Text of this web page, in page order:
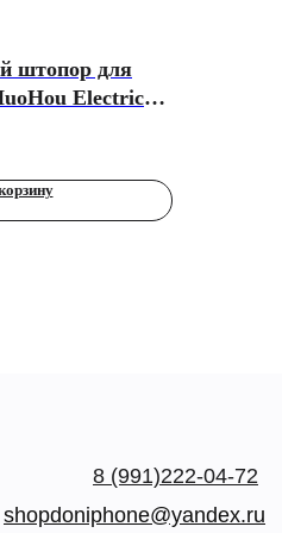
штопор для
Electric
8 (991)222-04-72
shopdoniphone@yandex.ru